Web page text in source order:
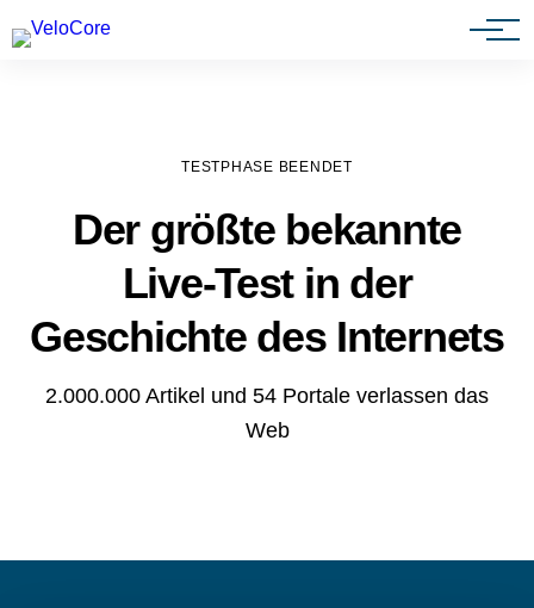
Agenturen & Webdesigner
TESTPHASE BEENDET
Der größte bekannte
Live-Test in der
Geschichte des Internets
2.000.000 Artikel und 54 Portale verlassen das
Web